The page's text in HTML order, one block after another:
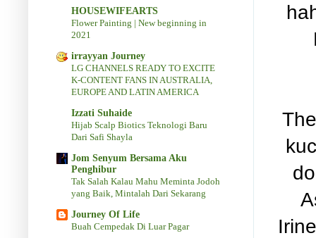
HOUSEWIFEARTS
Flower Painting | New beginning in
2021
irrayyan Journey
LG CHANNELS READY TO EXCITE
K-CONTENT FANS IN AUSTRALIA,
EUROPE AND LATIN AMERICA
Izzati Suhaide
Hijab Scalp Biotics Teknologi Baru
Dari Safi Shayla
Jom Senyum Bersama Aku
Penghibur
Tak Salah Kalau Mahu Meminta Jodoh
yang Baik, Mintalah Dari Sekarang
Journey Of Life
Buah Cempedak Di Luar Pagar